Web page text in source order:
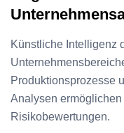
Künstliche Intelligenz
Produktionsprozesse
Analysen
Risikobewertungen.